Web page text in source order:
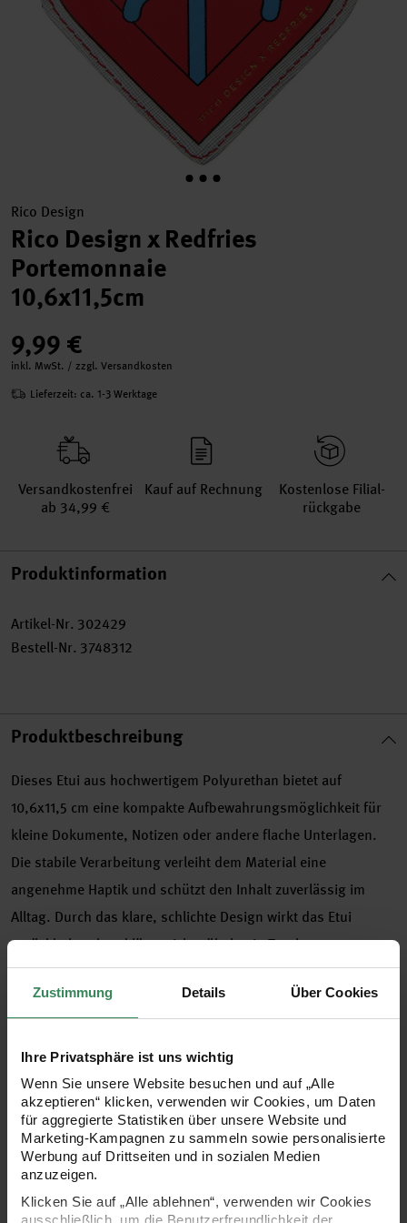
Zustimmung Details Über Cookies
Ihre Privatsphäre ist uns wichtig
Wenn Sie unsere Website besuchen und auf „Alle
akzeptieren“ klicken, verwenden wir Cookies, um Daten
für aggregierte Statistiken über unsere Website und
Marketing-Kampagnen zu sammeln sowie personalisierte
Werbung auf Drittseiten und in sozialen Medien
anzuzeigen.
Klicken Sie auf „Alle ablehnen“, verwenden wir Cookies
ausschließlich, um die Benutzerfreundlichkeit der
Rico Design
Rico Design x Redfries
Portemonnaie
10,6x11,5cm
9,99 €
inkl. MwSt. / zzgl. Versandkosten
Lieferzeit: ca. 1-3 Werktage
Versand­kosten­frei
ab 34,99 €
Kauf auf Rechnung
Kosten­lose Filial­
rückgabe
Produktinformation
Artikel-Nr. 302429
Bestell-Nr. 3748312
Produktbeschreibung
Dieses Etui aus hochwertigem Polyurethan bietet auf
10,6x11,5 cm eine kompakte Aufbewahrungsmöglichkeit für
kleine Dokumente, Notizen oder andere flache Unterlagen.
Die stabile Verarbeitung verleiht dem Material eine
angenehme Haptik und schützt den Inhalt zuverlässig im
Alltag. Durch das klare, schlichte Design wirkt das Etui
zurückhaltend und lässt sich mühelos in Taschen,
Rucksäcken oder Organizerfächern verstauen. So entsteht
ein vielseitiges Accessoire, das im Arbeitsumfeld wie auch
- Form: Herz
- kompakte Größe für einfache Handhabung
- vielseitig einsetzbar im Büro und unterwegs